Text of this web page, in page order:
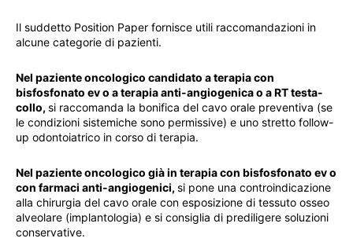
Il suddetto Position Paper fornisce utili raccomandazioni in
alcune categorie di pazienti.
Nel paziente oncologico candidato a terapia con
bisfosfonato ev o a terapia anti-angiogenica o a RT testa-
collo, si raccomanda la bonifica del cavo orale preventiva (se
le condizioni sistemiche sono permissive) e uno stretto follow-
up odontoiatrico in corso di terapia.
Nel paziente oncologico già in terapia con bisfosfonato ev o
con farmaci anti-angiogenici, si pone una controindicazione
alla chirurgia del cavo orale con esposizione di tessuto osseo
alveolare (implantologia) e si consiglia di prediligere soluzioni
conservative.